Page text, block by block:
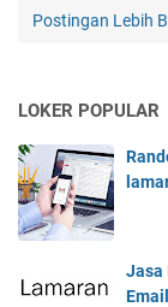
Postingan Lebih
LOKER POPULAR
Jasa